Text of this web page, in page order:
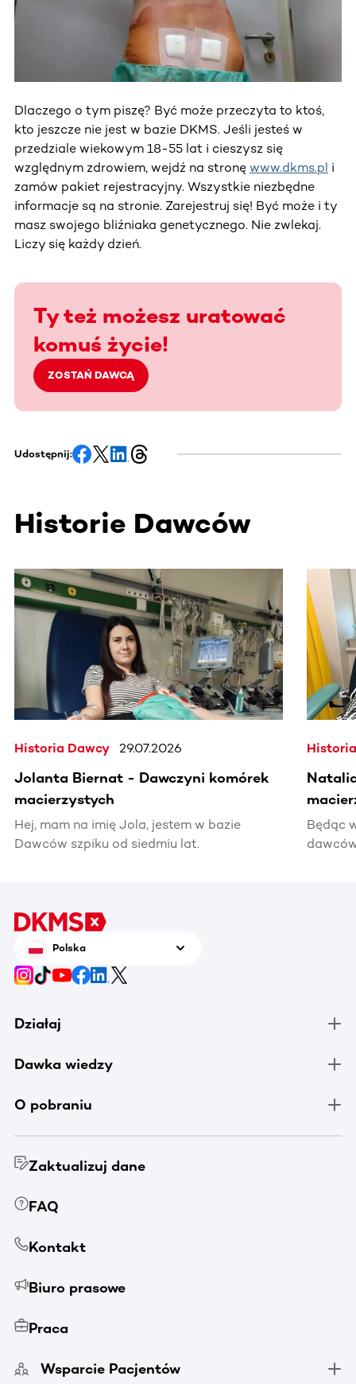
Dlaczego o tym piszę? Być może przeczyta to ktoś,
kto jeszcze nie jest w bazie DKMS. Jeśli jesteś w
przedziale wiekowym 18-55 lat i cieszysz się
względnym zdrowiem, wejdź na stronę www.dkms.pl i
zamów pakiet rejestracyjny. Wszystkie niezbędne
informacje są na stronie. Zarejestruj się! Być może i ty
masz swojego bliźniaka genetycznego. Nie zwlekaj.
Liczy się każdy dzień.
Ty też możesz uratować
komuś życie!
ZOSTAŃ DAWCĄ
Udostępnij:
Historie Dawców
Ta sekcja zawiera treści przewijane w poziomie. Użyj
Historia Dawcy 29.07.2026
Jolanta Biernat - Dawczyni komórek
macierzystych
Hej, mam na imię Jola, jestem w bazie
Dawców szpiku od siedmiu lat.
Będąc
Polska
Działaj
Dawka wiedzy
O pobraniu
Zaktualizuj dane
FAQ
Kontakt
Biuro prasowe
Praca
Wsparcie Pacjentów